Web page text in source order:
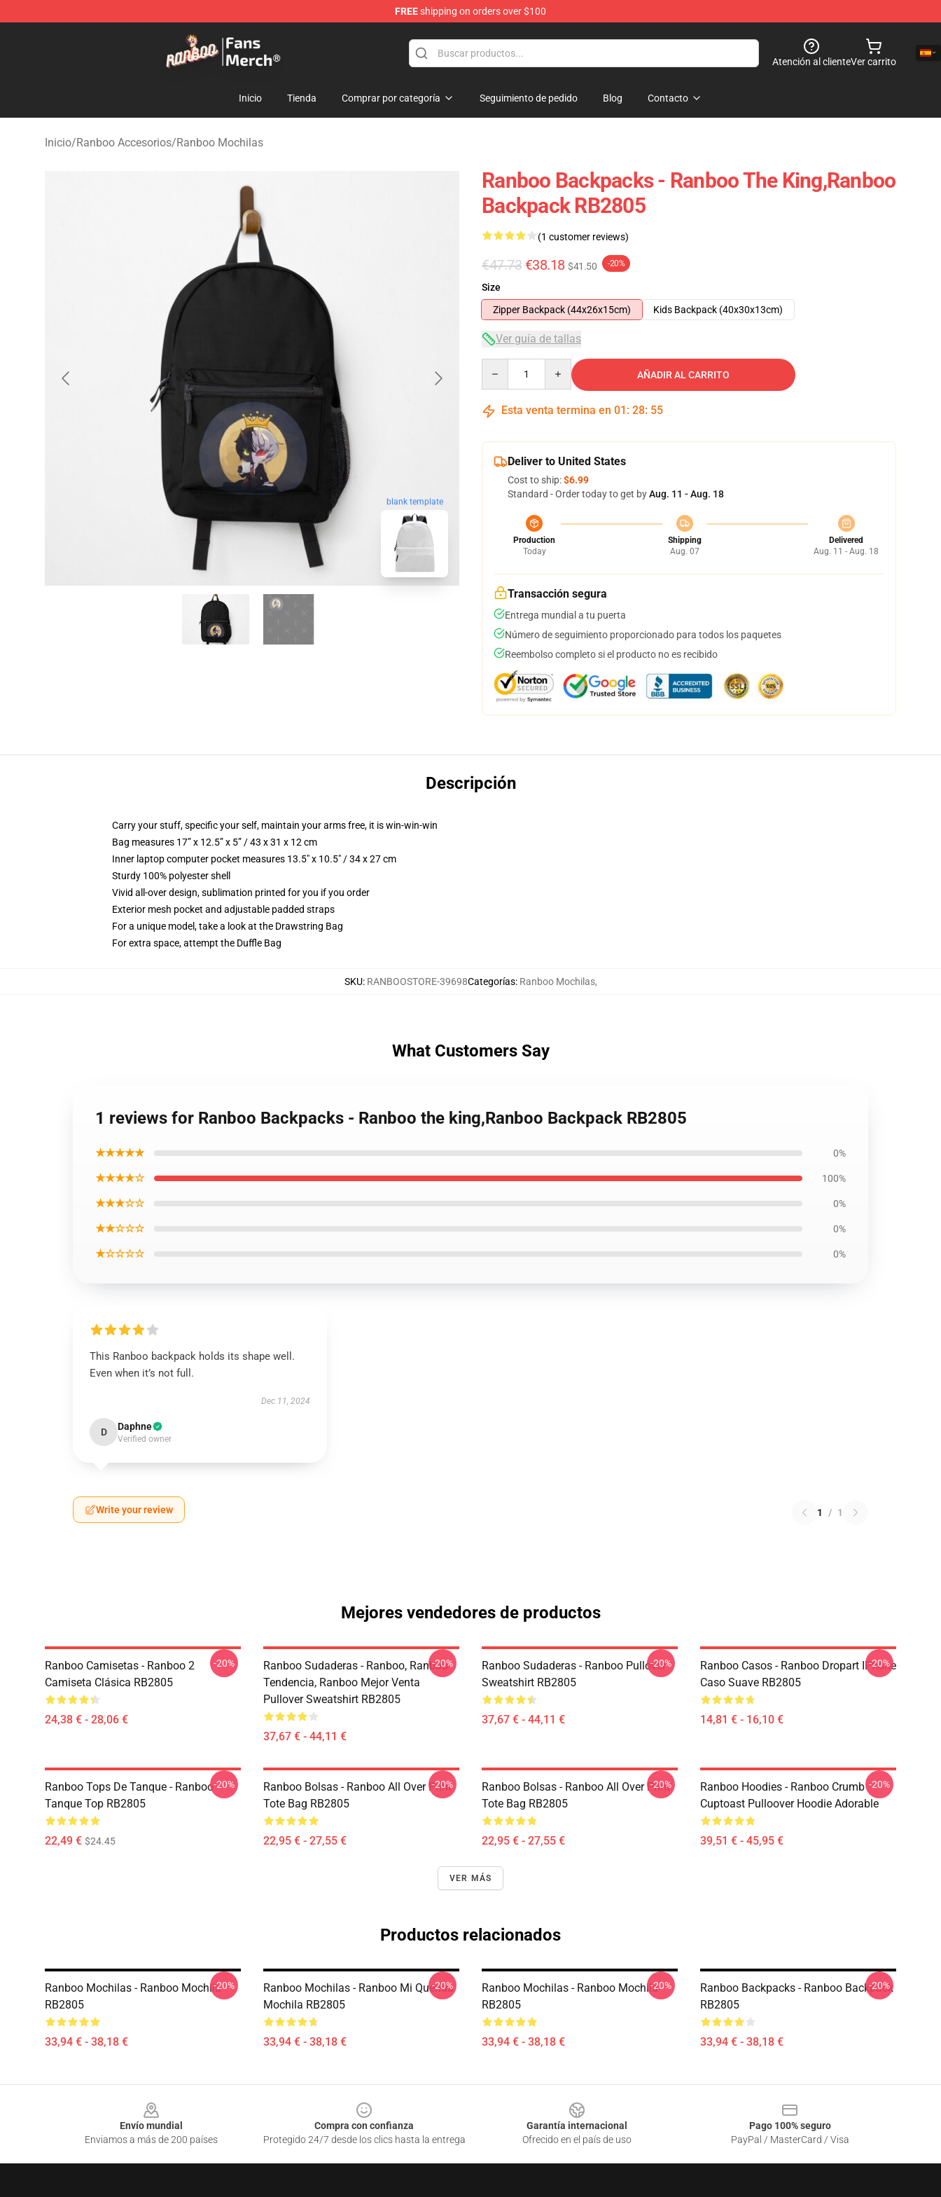
FREEshipping on orders over $100
Ranboo Store - Official Ranboo Merchandise Shop
Atención al clienteVer carrito
Inicio Tienda Comprar por categoría Seguimiento de pedido Blog Contacto
Inicio/Ranboo Accesorios/Ranboo Mochilas
blank template
Ranboo Backpacks - Ranboo The King,Ranboo
Backpack RB2805
(1 customer reviews)
€47.73 €38.18 $41.50 -20%
Size
Zipper Backpack (44x26x15cm)
Kids Backpack (40x30x13cm)
Ver guía de tallas
AÑADIR AL CARRITO
Esta venta termina en 01 : 28: 54
Deliver to United States
Cost to ship:$6.99
Standard - Order today to get byAug. 11 - Aug. 18
Production
Today
Shipping
Aug. 07
Delivered
Aug. 11 - Aug. 18
Transacción segura
Entrega mundial a tu puerta
Número de seguimiento proporcionado para todos los paquetes
Reembolso completo si el producto no es recibido
Descripción
Carry your stuff, specific your self, maintain your arms free, it is win-win-win
Bag measures 17” x 12.5” x 5” / 43 x 31 x 12 cm
Inner laptop computer pocket measures 13.5" x 10.5" / 34 x 27 cm
Sturdy 100% polyester shell
Vivid all-over design, sublimation printed for you if you order
Exterior mesh pocket and adjustable padded straps
For a unique model, take a look at the Drawstring Bag
For extra space, attempt the Duffle Bag
SKU: RANBOOSTORE-39698Categorías: Ranboo Mochilas,
What Customers Say
1 reviews for Ranboo Backpacks - Ranboo the king,Ranboo Backpack RB2805
★★★★★ 0%
★★★★☆ 100%
★★★☆☆ 0%
★★☆☆☆ 0%
★☆☆☆☆ 0%
This Ranboo backpack holds its shape well.
Even when it’s not full.
Dec 11, 2024
D Daphne
Verified owner
Write your review 1 / 1
Mejores vendedores de productos
Ranboo Camisetas - Ranboo 2
Camiseta Clásica RB2805
24,38 € - 28,06 €
-20%
Ranboo Sudaderas - Ranboo, Ranboo
Tendencia, Ranboo Mejor Venta
Pullover Sweatshirt RB2805
37,67 € - 44,11 €
-20%
Ranboo Sudaderas - Ranboo Pullover
Sweatshirt RB2805
37,67 € - 44,11 €
-20%
Ranboo Casos - Ranboo Dropart IPhone
Caso Suave RB2805
14,81 € - 16,10 €
-20%
Ranboo Tops De Tanque - Ranboo
Tanque Top RB2805
22,49 € $24.45
-20%
Ranboo Bolsas - Ranboo All Over Print
Tote Bag RB2805
22,95 € - 27,55 €
-20%
Ranboo Bolsas - Ranboo All Over Print
Tote Bag RB2805
22,95 € - 27,55 €
-20%
Ranboo Hoodies - Ranboo Crumb
Cuptoast Pulloover Hoodie Adorable
39,51 € - 45,95 €
-20%
VER MÁS
Productos relacionados
Ranboo Mochilas - Ranboo Mochila
RB2805
33,94 € - 38,18 €
-20%
Ranboo Mochilas - Ranboo Mi Querida
Mochila RB2805
33,94 € - 38,18 €
-20%
Ranboo Mochilas - Ranboo Mochila
RB2805
33,94 € - 38,18 €
-20%
Ranboo Backpacks - Ranboo Backpack
RB2805
33,94 € - 38,18 €
-20%
Envío mundial
Enviamos a más de 200 países
Compra con confianza
Protegido 24/7 desde los clics hasta la entrega
Garantía internacional
Ofrecido en el país de uso
Pago 100% seguro
PayPal / MasterCard / Visa